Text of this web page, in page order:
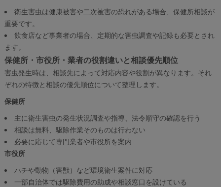
衛生害虫は健康被害や二次被害の恐れがある場合、保健所相談が
重要です。
飲食店など事業者の場合、定期的な害虫調査や記録も必要とされ
ます。
保健所・市役所・業者の役割違いと相談優先順位
害虫発生時は、相談先によって対応内容や役割が異なります。それ
ぞれの特徴と相談の優先順位について整理します。
保健所
主に衛生害虫の発生状況調査や指導、法令順守の確認を行う
相談は無料、駆除作業そのものは行わない
必要に応じて専門業者や市役所を案内
市役所
ハチや動物（害獣）など環境衛生案件に対応
一部自治体では駆除費用の助成や相談窓口を設けている